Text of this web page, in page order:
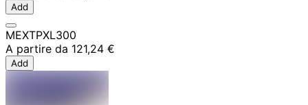
Add
MEXTPXL300
A partire da 121,24 €
Add